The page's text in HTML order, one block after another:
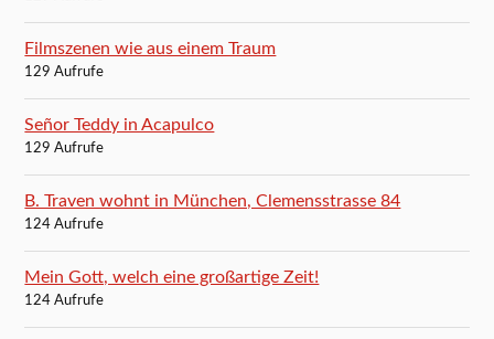
Filmszenen wie aus einem Traum
129 Aufrufe
Señor Teddy in Acapulco
129 Aufrufe
B. Traven wohnt in München, Clemensstrasse 84
124 Aufrufe
Mein Gott, welch eine großartige Zeit!
124 Aufrufe